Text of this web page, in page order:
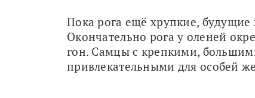
Пока рога ещё хрупкие,
Окончательно рога у оленей
гон. Самцы с крепкими,
привлекательными для особей